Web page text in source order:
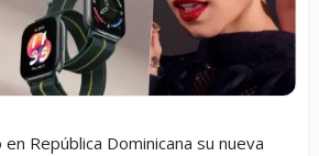
República Dominicana su nueva